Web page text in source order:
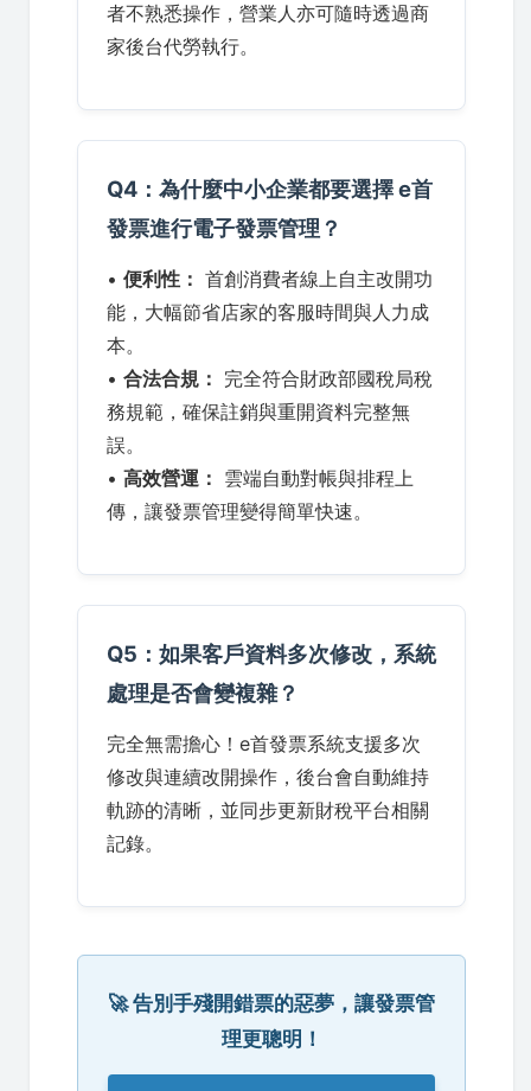
者不熟悉操作，營業人亦可隨時透過商
家後台代勞執行。
Q4：為什麼中小企業都要選擇 e首
發票進行電子發票管理？
• 便利性： 首創消費者線上自主改開功
能，大幅節省店家的客服時間與人力成
本。
• 合法合規： 完全符合財政部國稅局稅
務規範，確保註銷與重開資料完整無
誤。
• 高效營運： 雲端自動對帳與排程上
傳，讓發票管理變得簡單快速。
Q5：如果客戶資料多次修改，系統
處理是否會變複雜？
完全無需擔心！e首發票系統支援多次
修改與連續改開操作，後台會自動維持
軌跡的清晰，並同步更新財稅平台相關
記錄。
🚀 告別手殘開錯票的惡夢，讓發票管
理更聰明！